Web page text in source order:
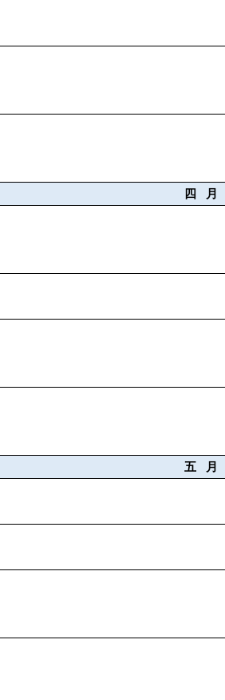
四 月
五 月